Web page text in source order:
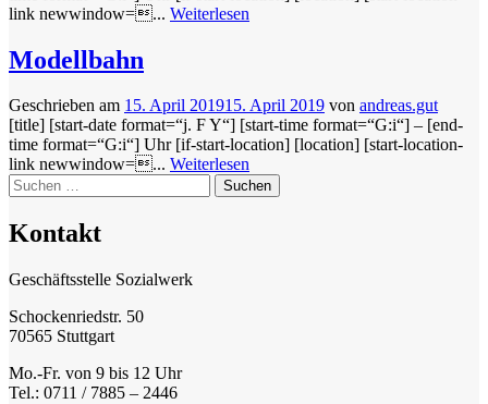
link newwindow=... Weiterlesen
Modellbahn
Geschrieben am 15. April 201915. April 2019 von andreas.gut
[title] [start-date format=“j. F Y“] [start-time format=“G:i“] – [end-
time format=“G:i“] Uhr [if-start-location] [location] [start-location-
link newwindow=... Weiterlesen
Suchen
nach:
Kontakt
Geschäftsstelle Sozialwerk
Schockenriedstr. 50
70565 Stuttgart
Mo.-Fr. von 9 bis 12 Uhr
Tel.: 0711 / 7885 – 2446